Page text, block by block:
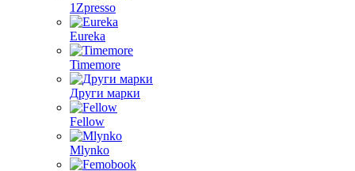
1Zpresso
Eureka
Timemore
Други марки
Fellow
Mlynko